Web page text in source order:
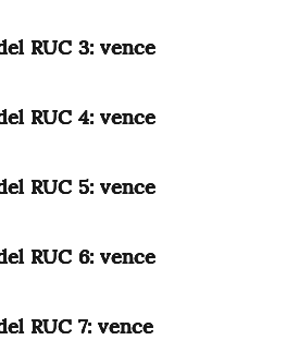
RUC 3: vence
RUC 4: vence
RUC 5: vence
RUC 6: vence
RUC 7: vence